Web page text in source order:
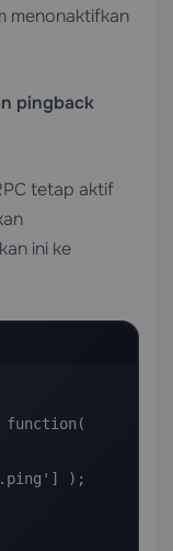
menonaktifkan
pingback
tetap aktif
ini ke
function(